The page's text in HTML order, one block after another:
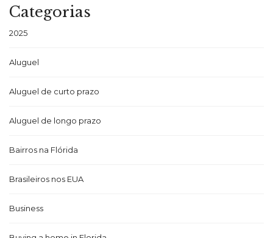
Categorias
2025
Aluguel
Aluguel de curto prazo
Aluguel de longo prazo
Bairros na Flórida
Brasileiros nos EUA
Business